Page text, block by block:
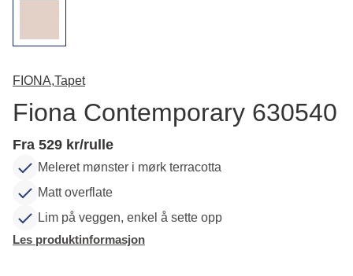
FIONA,Tapet
Fiona Contemporary 630540
Fra 529 kr/rulle
Meleret mønster i mørk terracotta
Matt overflate
Lim på veggen, enkel å sette opp
Les produktinformasjon